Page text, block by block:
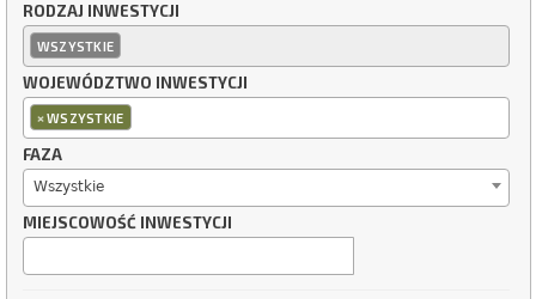
RODZAJ INWESTYCJI
WSZYSTKIE
WOJEWÓDZTWO INWESTYCJI
×WSZYSTKIE
FAZA
Wszystkie
MIEJSCOWOŚĆ INWESTYCJI